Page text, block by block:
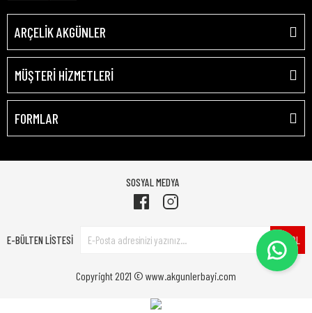
ARÇELİK AKGÜNLER
MÜŞTERİ HİZMETLERİ
FORMLAR
Copyright 2021 © www.akgunlerbayi.com
E-BÜLTEN LİSTESİ ÜYE OL
SOSYAL MEDYA